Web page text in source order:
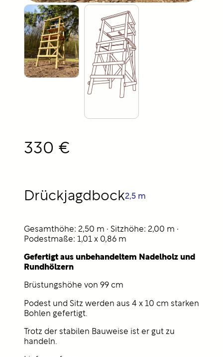
Drückjagdbock2,5 m
Gesamthöhe: 2,50 m · Sitzhöhe: 2,00 m ·
Podestmaße: 1,01 x 0,86 m
Gefertigt aus unbehandeltem Nadelholz und
Rundhölzern
Brüstungshöhe von 99 cm
Podest und Sitz werden aus 4 x 10 cm starken
Bohlen gefertigt.
Trotz der stabilen Bauweise ist er gut zu
handeln.
330 €